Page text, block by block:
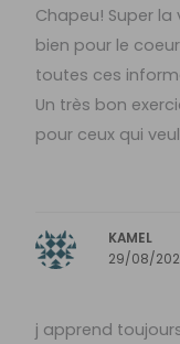
Chapeu! Super
bien pour le
toutes ces
Un très bon
pour ceux qui
KAMEL
29/08/
j apprend